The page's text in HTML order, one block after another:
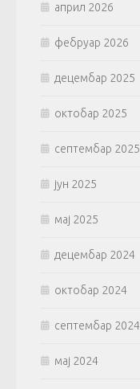
април 2026
фебруар 2026
децембар 2025
октобар 2025
септембар 2025
јун 2025
мај 2025
децембар 2024
октобар 2024
септембар 2024
мај 2024